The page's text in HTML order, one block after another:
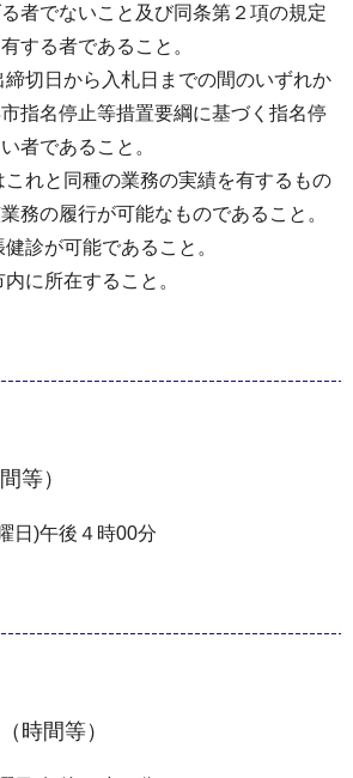
者でないこと及び同条第２項の規定
する者であること。
切日から入札日までの間のいずれか
指名停止等措置要綱に基づく指名停
者であること。
れと同種の業務の実績を有するもの
務の履行が可能なものであること。
診が可能であること。
に所在すること。
等）
日)午後４時00分
時間等）